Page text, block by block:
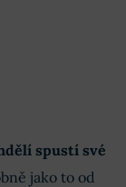
spustí své
jako to od